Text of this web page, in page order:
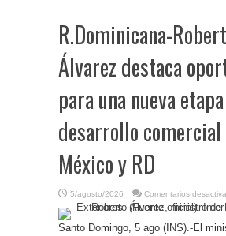
R.Dominicana-
Álvarez destaca
para una nueva
desarrollo
México y RD
5/agosto/2026 Comentarios
Santo Domingo, 5 ago (INS).-El